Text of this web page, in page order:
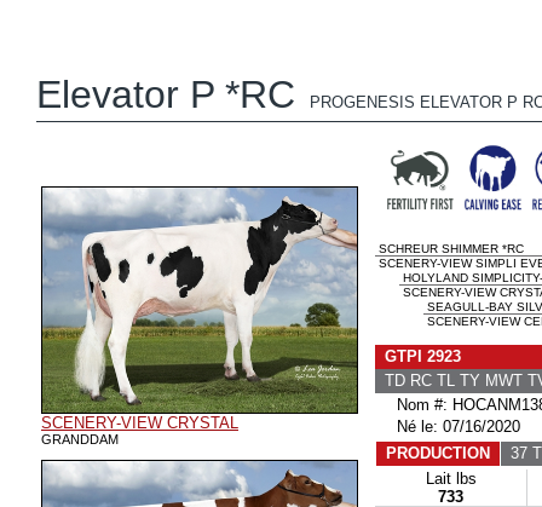
Elevator P *RC PROGENESIS ELEVATOR P
SCENERY-VIEW CRYSTAL
GRANDDAM
SCHREUR SHIMMER *RC
SCENERY-VIEW SIMPLI
HOLYLAND
SCENERY-VIEW
SEAGULL-BAY
SCENERY-VIEW
GTPI 2923
TD RC TL TY MWT
Nom #:
Né le: 07/16/2020
PRODUCTION
37
Lait lbs
733